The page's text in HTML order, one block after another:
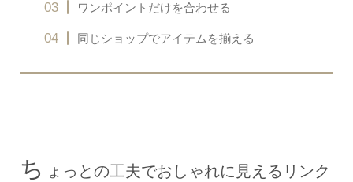
ワンポイントだけを合わせる
同じショップでアイテムを揃える
ち ょっとの工夫でおしゃれに見えるリンク